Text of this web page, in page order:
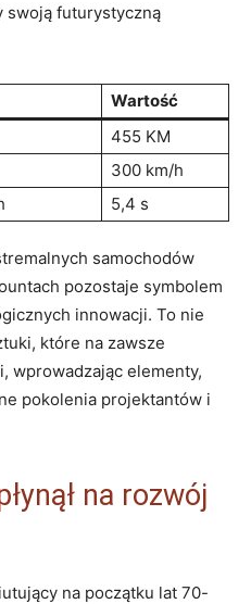
swoją futurystyczną
Wartość
455 KM
300 km/h
5,4 s
samochodów
pozostaje symbolem
innowacji. To nie
które na zawsze
wprowadzając elementy,
pokolenia projektantów i
na rozwój
na początku lat 70-